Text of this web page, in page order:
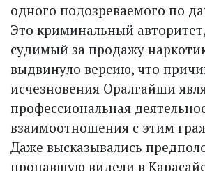
одного подозреваемого по
Это криминальный
судимый за продажу
выдвинуло версию, что
исчезновения Оралгайши
профессиональная
взаимоотношения с этим
Даже высказывались
пропавшую видели в